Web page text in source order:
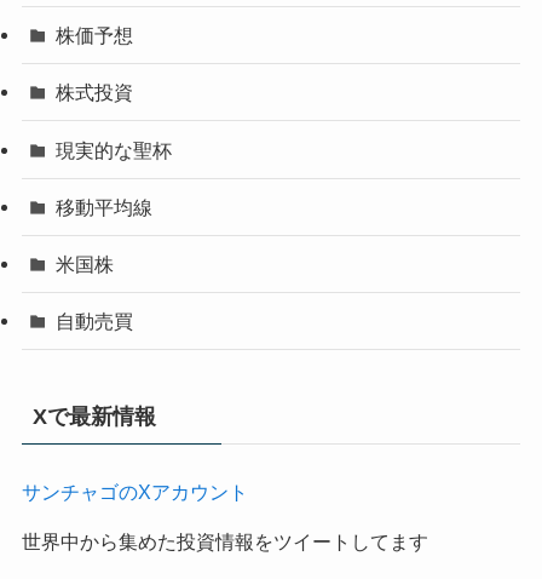
株価予想
株式投資
現実的な聖杯
移動平均線
米国株
自動売買
Xで最新情報
サンチャゴのXアカウント
世界中から集めた投資情報をツイートしてます